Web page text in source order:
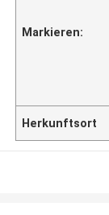
Markieren:
Herkunftsort